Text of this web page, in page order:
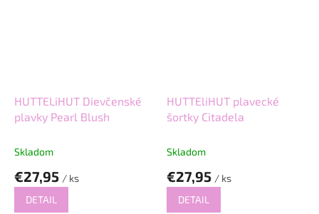
HUTTELiHUT Dievčenské
plavky Pearl Blush
Skladom
€27,95 / ks
DETAIL
HUTTEliHUT plavecké
šortky Citadela
Skladom
€27,95 / ks
DETAIL